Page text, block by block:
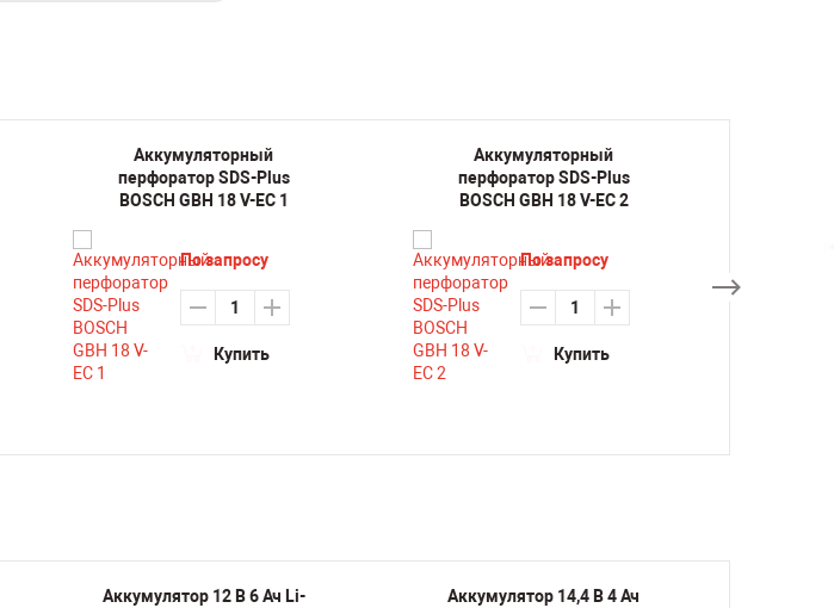
Аккумуляторный
перфоратор SDS-Plus
BOSCH GBH 18 V-EC 1
По запросу
Купить
Аккумуляторный
перфоратор SDS-Plus
BOSCH GBH 18 V-EC 2
По запросу
Купить
Аккумулятор 12 В 6 Ач Li-
Аккумулятор 14,4 В 4 Ач